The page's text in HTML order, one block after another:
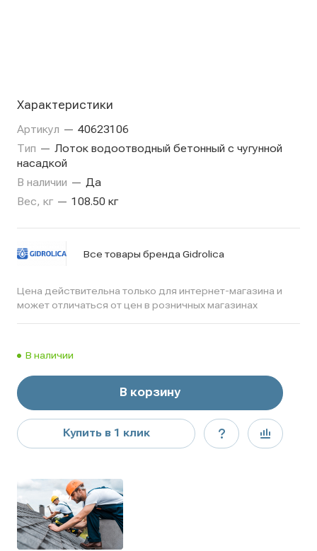
Характеристики
Артикул — 40623106
Тип — Лоток водоотводный бетонный с чугунной
насадкой
В наличии — Да
Вес, кг — 108.50 кг
Все товары бренда Gidrolica
Цена действительна только для интернет-магазина и
может отличаться от цен в розничных магазинах
В наличии
В корзину
Купить в 1 клик